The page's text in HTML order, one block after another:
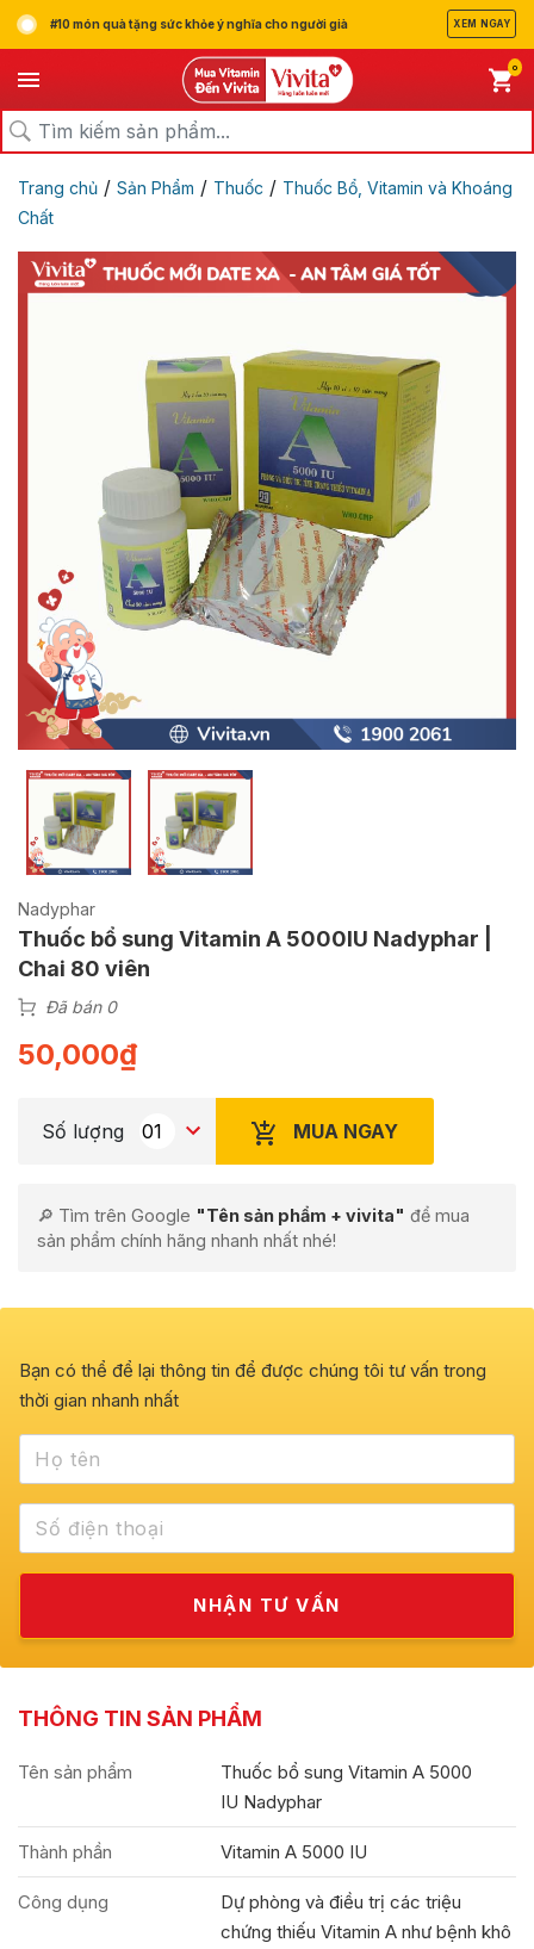
#10 món quà tặng sức khỏe ý nghĩa cho người già XEM NGAY
0
Trang chủ / Sản Phẩm / Thuốc / Thuốc Bổ, Vitamin và Khoáng
Chất
Nadyphar
Thuốc bổ sung Vitamin A 5000IU Nadyphar |
Chai 80 viên
Đã bán 0
50,000₫
Số lượng MUA NGAY
🔎 Tìm trên Google "Tên sản phẩm + vivita" để mua
sản phẩm chính hãng nhanh nhất nhé!
Bạn có thể để lại thông tin để được chúng tôi tư vấn trong
thời gian nhanh nhất
THÔNG TIN SẢN PHẨM
Tên sản phẩm
Thuốc bổ sung Vitamin A 5000
IU Nadyphar
Thành phần Vitamin A 5000 IU
Công dụng
Dự phòng và điều trị các triệu
chứng thiếu Vitamin A như bệnh khô